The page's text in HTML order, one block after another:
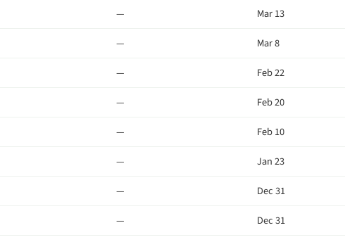
— Mar 13
— Mar 8
— Feb 22
— Feb 20
— Feb 10
— Jan 23
— Dec 31
— Dec 31